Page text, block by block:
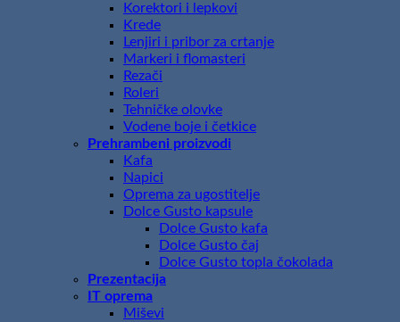
Korektori i lepkovi
Krede
Lenjiri i pribor za crtanje
Markeri i flomasteri
Rezači
Roleri
Tehničke olovke
Vodene boje i četkice
Prehrambeni proizvodi
Kafa
Napici
Oprema za ugostitelje
Dolce Gusto kapsule
Dolce Gusto kafa
Dolce Gusto čaj
Dolce Gusto topla čokolada
Prezentacija
IT oprema
Miševi